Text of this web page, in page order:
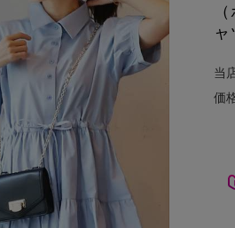
当
価